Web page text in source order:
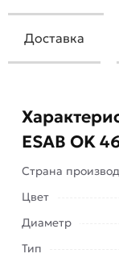
Доставка
Сварочные
изделий из
ESAB OK
Страна
Цвет
Диаметр
Тип